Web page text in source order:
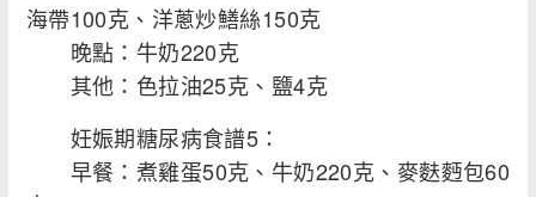
海帶100克、洋蔥炒鱔絲150克
晚點：牛奶220克
其他：色拉油25克、鹽4克
妊娠期糖尿病食譜5：
早餐：煮雞蛋50克、牛奶220克、麥麩麪包60